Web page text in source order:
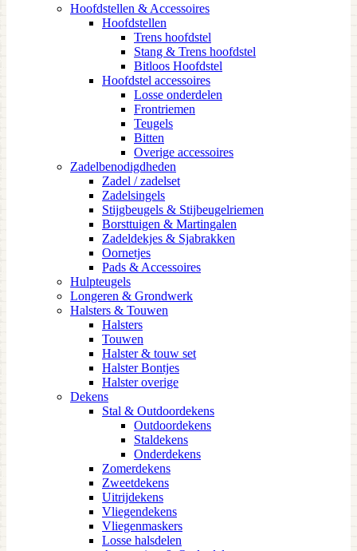
Hoofdstellen & Accessoires
Hoofdstellen
Trens hoofdstel
Stang & Trens hoofdstel
Bitloos Hoofdstel
Hoofdstel accessoires
Losse onderdelen
Frontriemen
Teugels
Bitten
Overige accessoires
Zadelbenodigdheden
Zadel / zadelset
Zadelsingels
Stijgbeugels & Stijbeugelriemen
Borsttuigen & Martingalen
Zadeldekjes & Sjabrakken
Oornetjes
Pads & Accessoires
Hulpteugels
Longeren & Grondwerk
Halsters & Touwen
Halsters
Touwen
Halster & touw set
Halster Bontjes
Halster overige
Dekens
Stal & Outdoordekens
Outdoordekens
Staldekens
Onderdekens
Zomerdekens
Zweetdekens
Uitrijdekens
Vliegendekens
Vliegenmaskers
Losse halsdelen